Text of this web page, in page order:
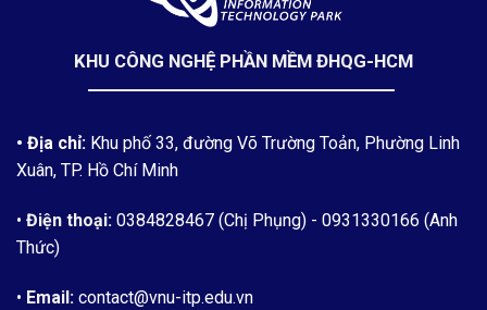
KHU CÔNG NGHỆ PHẦN MỀM ĐHQG-HCM
• Địa chỉ: Khu phố 33, đường Võ Trường Toản, Phường Linh
Xuân, TP. Hồ Chí Minh
• Điện thoại: 0384828467 (Chị Phụng) - 0931330166 (Anh
Thức)
• Email: contact@vnu-itp.edu.vn